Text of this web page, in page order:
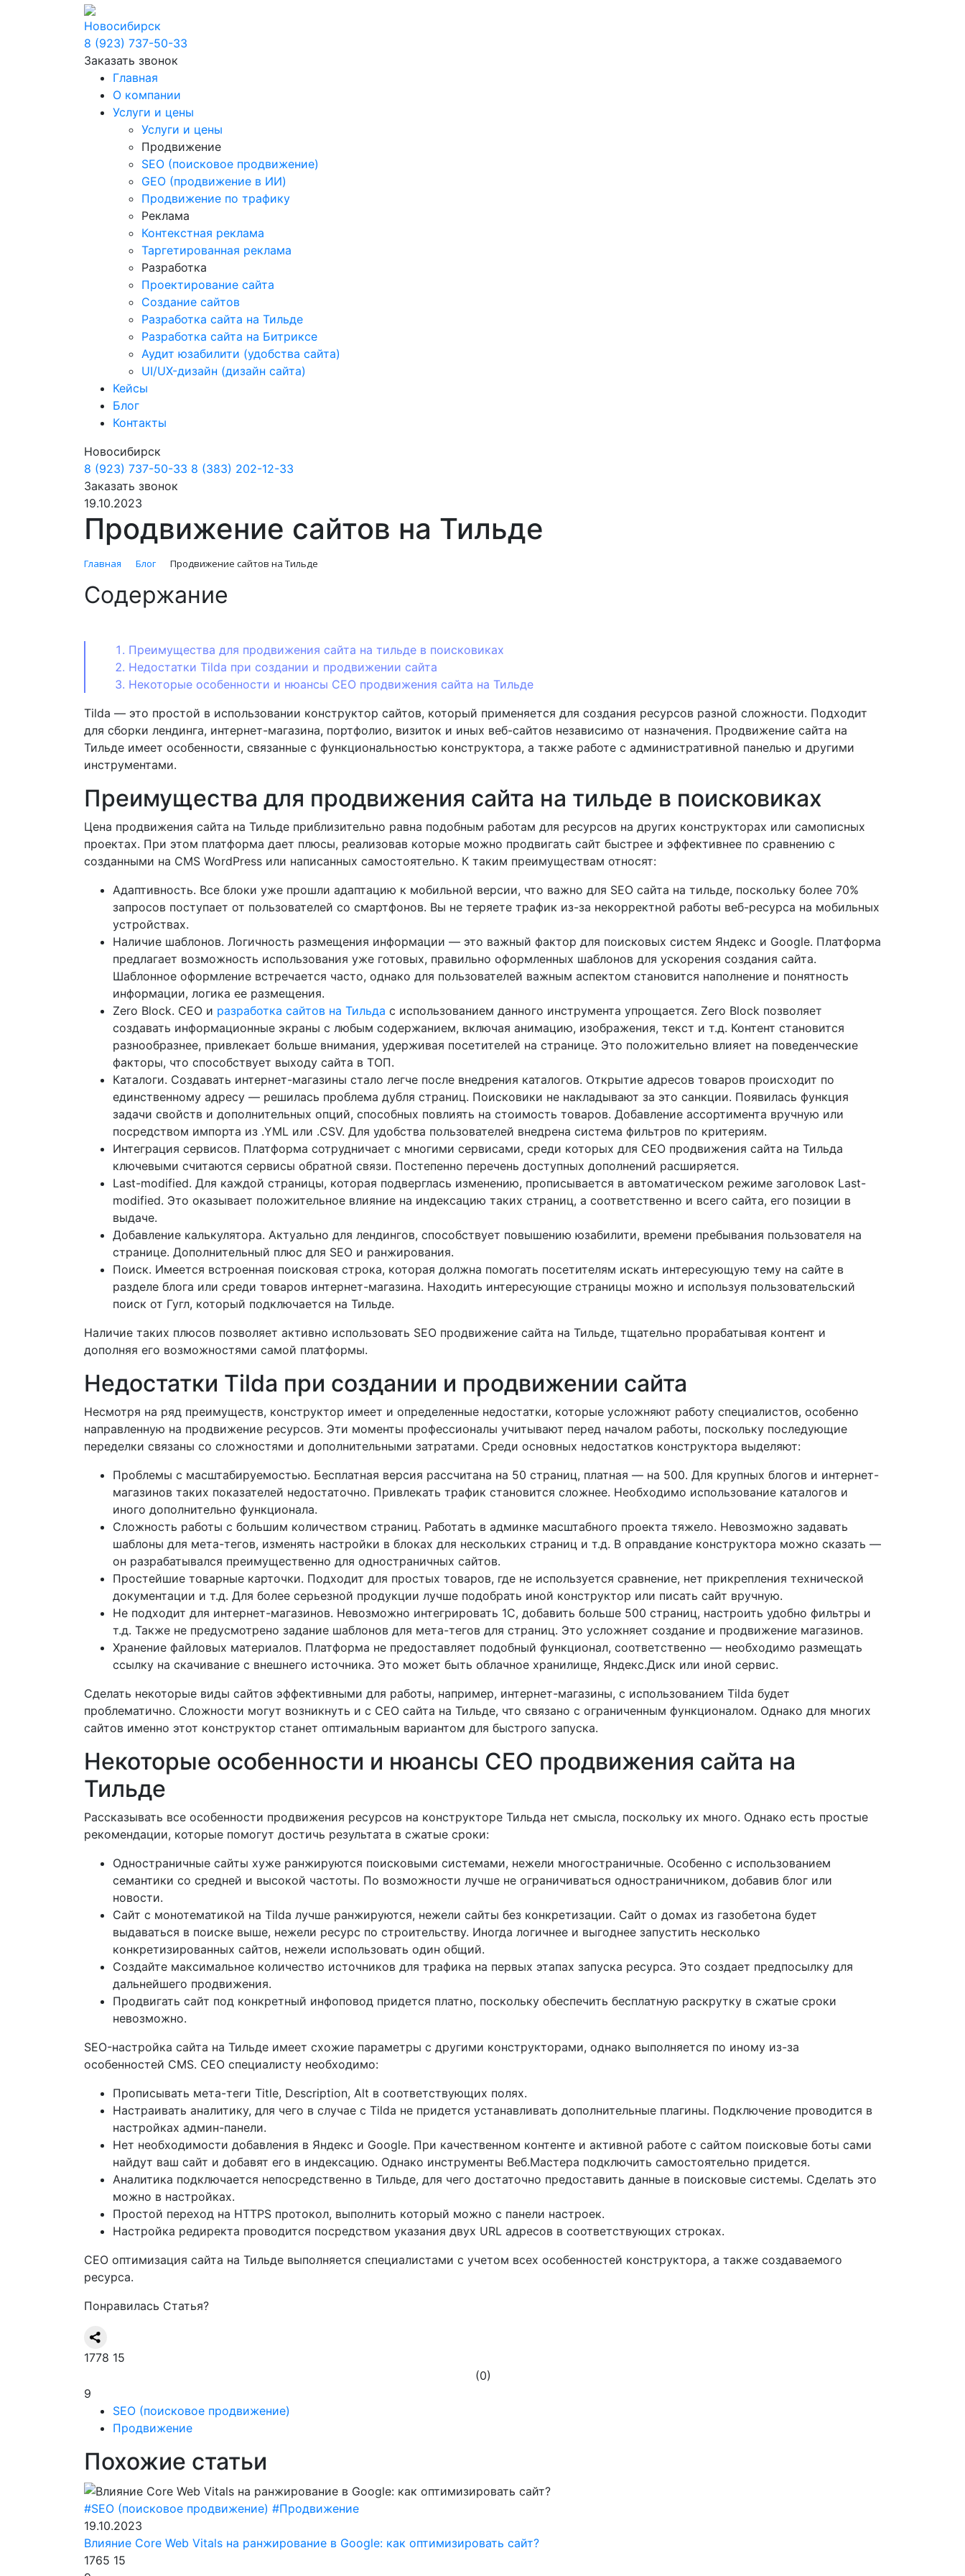
Новосибирск
8 (923) 737-50-33
Заказать звонок
Главная
О компании
Услуги и цены
Услуги и цены
Продвижение
SEO (поисковое продвижение)
GEO (продвижение в ИИ)
Продвижение по трафику
Реклама
Контекстная реклама
Таргетированная реклама
Разработка
Проектирование сайта
Создание сайтов
Разработка сайта на Тильде
Разработка сайта на Битриксе
Аудит юзабилити (удобства сайта)
UI/UX-дизайн (дизайн сайта)
Кейсы
Блог
Контакты
Новосибирск
8 (923) 737-50-33 8 (383) 202-12-33
Заказать звонок
19.10.2023
Продвижение сайтов на Тильде
Главная Блог Продвижение сайтов на Тильде
Содержание
Преимущества для продвижения сайта на тильде в поисковиках
Недостатки Tilda при создании и продвижении сайта
Некоторые особенности и нюансы СЕО продвижения сайта на Тильде
Tilda — это простой в использовании конструктор сайтов, который применяется для создания ресурсов разной сложности. Подходит
для сборки лендинга, интернет-магазина, портфолио, визиток и иных веб-сайтов независимо от назначения. Продвижение сайта на
Тильде имеет особенности, связанные с функциональностью конструктора, а также работе с административной панелью и другими
инструментами.
Преимущества для продвижения сайта на тильде в поисковиках
Цена продвижения сайта на Тильде приблизительно равна подобным работам для ресурсов на других конструкторах или самописных
проектах. При этом платформа дает плюсы, реализовав которые можно продвигать сайт быстрее и эффективнее по сравнению с
созданными на CMS WordPress или написанных самостоятельно. К таким преимуществам относят:
Адаптивность. Все блоки уже прошли адаптацию к мобильной версии, что важно для SEO сайта на тильде, поскольку более 70%
запросов поступает от пользователей со смартфонов. Вы не теряете трафик из-за некорректной работы веб-ресурса на мобильных
устройствах.
Наличие шаблонов. Логичность размещения информации — это важный фактор для поисковых систем Яндекс и Google. Платформа
предлагает возможность использования уже готовых, правильно оформленных шаблонов для ускорения создания сайта.
Шаблонное оформление встречается часто, однако для пользователей важным аспектом становится наполнение и понятность
информации, логика ее размещения.
Zero Block. СЕО и разработка сайтов на Тильда с использованием данного инструмента упрощается. Zero Block позволяет
создавать информационные экраны с любым содержанием, включая анимацию, изображения, текст и т.д. Контент становится
разнообразнее, привлекает больше внимания, удерживая посетителей на странице. Это положительно влияет на поведенческие
факторы, что способствует выходу сайта в ТОП.
Каталоги. Создавать интернет-магазины стало легче после внедрения каталогов. Открытие адресов товаров происходит по
единственному адресу — решилась проблема дубля страниц. Поисковики не накладывают за это санкции. Появилась функция
задачи свойств и дополнительных опций, способных повлиять на стоимость товаров. Добавление ассортимента вручную или
посредством импорта из .YML или .CSV. Для удобства пользователей внедрена система фильтров по критериям.
Интеграция сервисов. Платформа сотрудничает с многими сервисами, среди которых для СЕО продвижения сайта на Тильда
ключевыми считаются сервисы обратной связи. Постепенно перечень доступных дополнений расширяется.
Last-modified. Для каждой страницы, которая подверглась изменению, прописывается в автоматическом режиме заголовок Last-
modified. Это оказывает положительное влияние на индексацию таких страниц, а соответственно и всего сайта, его позиции в
выдаче.
Добавление калькулятора. Актуально для лендингов, способствует повышению юзабилити, времени пребывания пользователя на
странице. Дополнительный плюс для SEO и ранжирования.
Поиск. Имеется встроенная поисковая строка, которая должна помогать посетителям искать интересующую тему на сайте в
разделе блога или среди товаров интернет-магазина. Находить интересующие страницы можно и используя пользовательский
поиск от Гугл, который подключается на Тильде.
Наличие таких плюсов позволяет активно использовать SEO продвижение сайта на Тильде, тщательно прорабатывая контент и
дополняя его возможностями самой платформы.
Недостатки Tilda при создании и продвижении сайта
Несмотря на ряд преимуществ, конструктор имеет и определенные недостатки, которые усложняют работу специалистов, особенно
направленную на продвижение ресурсов. Эти моменты профессионалы учитывают перед началом работы, поскольку последующие
переделки связаны со сложностями и дополнительными затратами. Среди основных недостатков конструктора выделяют:
Проблемы с масштабируемостью. Бесплатная версия рассчитана на 50 страниц, платная — на 500. Для крупных блогов и интернет-
магазинов таких показателей недостаточно. Привлекать трафик становится сложнее. Необходимо использование каталогов и
иного дополнительно функционала.
Сложность работы с большим количеством страниц. Работать в админке масштабного проекта тяжело. Невозможно задавать
шаблоны для мета-тегов, изменять настройки в блоках для нескольких страниц и т.д. В оправдание конструктора можно сказать —
он разрабатывался преимущественно для одностраничных сайтов.
Простейшие товарные карточки. Подходит для простых товаров, где не используется сравнение, нет прикрепления технической
документации и т.д. Для более серьезной продукции лучше подобрать иной конструктор или писать сайт вручную.
Не подходит для интернет-магазинов. Невозможно интегрировать 1С, добавить больше 500 страниц, настроить удобно фильтры и
т.д. Также не предусмотрено задание шаблонов для мета-тегов для страниц. Это усложняет создание и продвижение магазинов.
Хранение файловых материалов. Платформа не предоставляет подобный функционал, соответственно — необходимо размещать
ссылку на скачивание с внешнего источника. Это может быть облачное хранилище, Яндекс.Диск или иной сервис.
Сделать некоторые виды сайтов эффективными для работы, например, интернет-магазины, с использованием Tilda будет
проблематично. Сложности могут возникнуть и с СЕО сайта на Тильде, что связано с ограниченным функционалом. Однако для многих
сайтов именно этот конструктор станет оптимальным вариантом для быстрого запуска.
Некоторые особенности и нюансы СЕО продвижения сайта на
Тильде
Рассказывать все особенности продвижения ресурсов на конструкторе Тильда нет смысла, поскольку их много. Однако есть простые
рекомендации, которые помогут достичь результата в сжатые сроки:
Одностраничные сайты хуже ранжируются поисковыми системами, нежели многостраничные. Особенно с использованием
семантики со средней и высокой частоты. По возможности лучше не ограничиваться одностраничником, добавив блог или
новости.
Сайт с монотематикой на Tilda лучше ранжируются, нежели сайты без конкретизации. Сайт о домах из газобетона будет
выдаваться в поиске выше, нежели ресурс по строительству. Иногда логичнее и выгоднее запустить несколько
конкретизированных сайтов, нежели использовать один общий.
Создайте максимальное количество источников для трафика на первых этапах запуска ресурса. Это создает предпосылку для
дальнейшего продвижения.
Продвигать сайт под конкретный инфоповод придется платно, поскольку обеспечить бесплатную раскрутку в сжатые сроки
невозможно.
SEO-настройка сайта на Тильде имеет схожие параметры с другими конструкторами, однако выполняется по иному из-за
особенностей CMS. СЕО специалисту необходимо:
Прописывать мета-теги Title, Description, Alt в соответствующих полях.
Настраивать аналитику, для чего в случае с Tilda не придется устанавливать дополнительные плагины. Подключение проводится в
настройках админ-панели.
Нет необходимости добавления в Яндекс и Google. При качественном контенте и активной работе с сайтом поисковые боты сами
найдут ваш сайт и добавят его в индексацию. Однако инструменты Веб.Мастера подключить самостоятельно придется.
Аналитика подключается непосредственно в Тильде, для чего достаточно предоставить данные в поисковые системы. Сделать это
можно в настройках.
Простой переход на HTTPS протокол, выполнить который можно с панели настроек.
Настройка редиректа проводится посредством указания двух URL адресов в соответствующих строках.
СЕО оптимизация сайта на Тильде выполняется специалистами с учетом всех особенностей конструктора, а также создаваемого
ресурса.
Понравилась Статья?
1778 15
(0)
9
SEO (поисковое продвижение)
Продвижение
Похожие статьи
#SEO (поисковое продвижение) #Продвижение
19.10.2023
Влияние Core Web Vitals на ранжирование в Google: как оптимизировать сайт?
1765 15